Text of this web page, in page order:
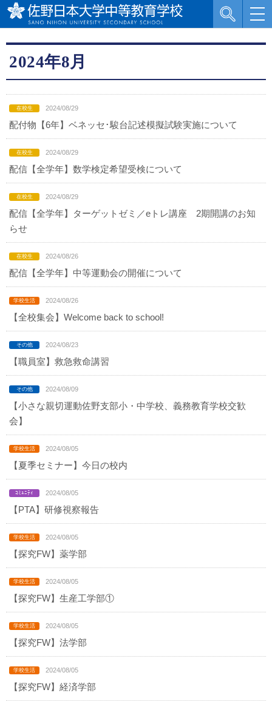
2024年8月
2024/08/29
配付物【6年】ベネッセ･駿台記述模擬試験実施について
2024/08/29
配信【全学年】数学検定希望受検について
2024/08/29
配信【全学年】ターゲットゼミ／eトレ講座 2期開講のお知
らせ
2024/08/26
配信【全学年】中等運動会の開催について
2024/08/26
【全校集会】Welcome back to school!
2024/08/23
【職員室】救急救命講習
2024/08/09
【小さな親切運動佐野支部小・中学校、義務教育学校交歓
会】
2024/08/05
【夏季セミナー】今日の校内
2024/08/05
【PTA】研修視察報告
2024/08/05
【探究FW】薬学部
2024/08/05
【探究FW】生産工学部①
2024/08/05
【探究FW】法学部
2024/08/05
【探究FW】経済学部